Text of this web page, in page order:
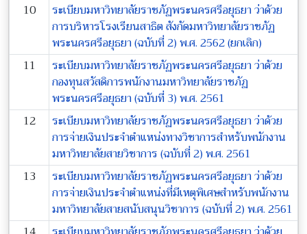
10
ระเบียบมหาวิทยาลัยราชภัฏพระนครศรีอยุธยา ว่าด้วย
การบริหารโรงเรียนสาธิต สังกัดมหาวิทยาลัยราชภัฏ
พระนครศรีอยุธยา (ฉบับที่ 2) พ.ศ. 2562 (ยกเลิก)
11
ระเบียบมหาวิทยาลัยราชภัฏพระนครศรีอยุธยา ว่าด้วย
กองทุนสวัสดิการพนักงานมหาวิทยาลัยราชภัฏ
พระนครศรีอยุธยา (ฉบับที่ 3) พ.ศ. 2561
12
ระเบียบมหาวิทยาลัยราชภัฏพระนครศรีอยุธยา ว่าด้วย
การจ่ายเงินประจำตำแหน่งทางวิชาการสำหรับพนักงาน
มหาวิทยาลัยสายวิชาการ (ฉบับที่ 2) พ.ศ. 2561
13
ระเบียบมหาวิทยาลัยราชภัฏพระนครศรีอยุธยา ว่าด้วย
การจ่ายเงินประจำตำแหน่งที่มีเหตุพิเศษสำหรับพนักงาน
มหาวิทยาลัยสายสนับสนุนวิชาการ (ฉบับที่ 2) พ.ศ. 2561